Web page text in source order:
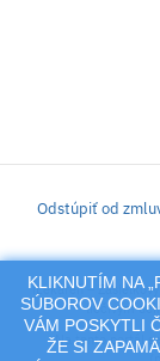
KLIKNUTÍM NA
SÚBOROV
VÁM POSKYTLI
ŽE SI
Odstúpiť od
iLekáreň –
liečivým
Na tento portál